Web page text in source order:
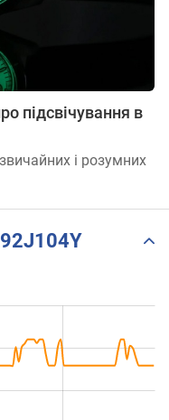
підсвічування в
і розумних